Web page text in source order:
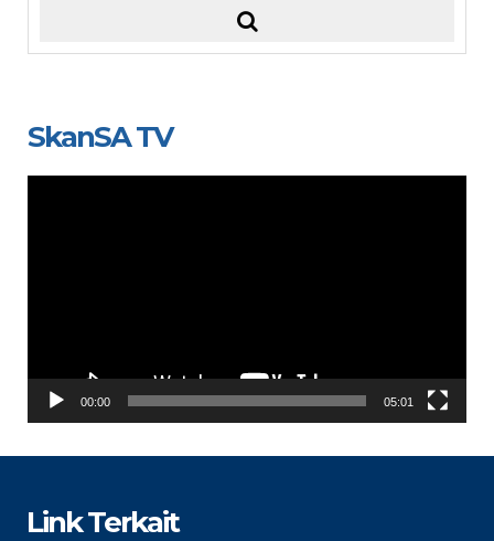
SkanSA TV
00:00 05:01
Link Terkait